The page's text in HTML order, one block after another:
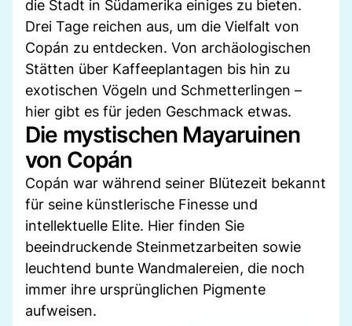
die Stadt in Südamerika einiges zu bieten.
Drei Tage reichen aus, um die Vielfalt von
Copán zu entdecken. Von archäologischen
Stätten über Kaffeeplantagen bis hin zu
exotischen Vögeln und Schmetterlingen –
hier gibt es für jeden Geschmack etwas.
Die mystischen Mayaruinen
von Copán
Copán war während seiner Blütezeit bekannt
für seine künstlerische Finesse und
intellektuelle Elite. Hier finden Sie
beeindruckende Steinmetzarbeiten sowie
leuchtend bunte Wandmalereien, die noch
immer ihre ursprünglichen Pigmente
aufweisen.